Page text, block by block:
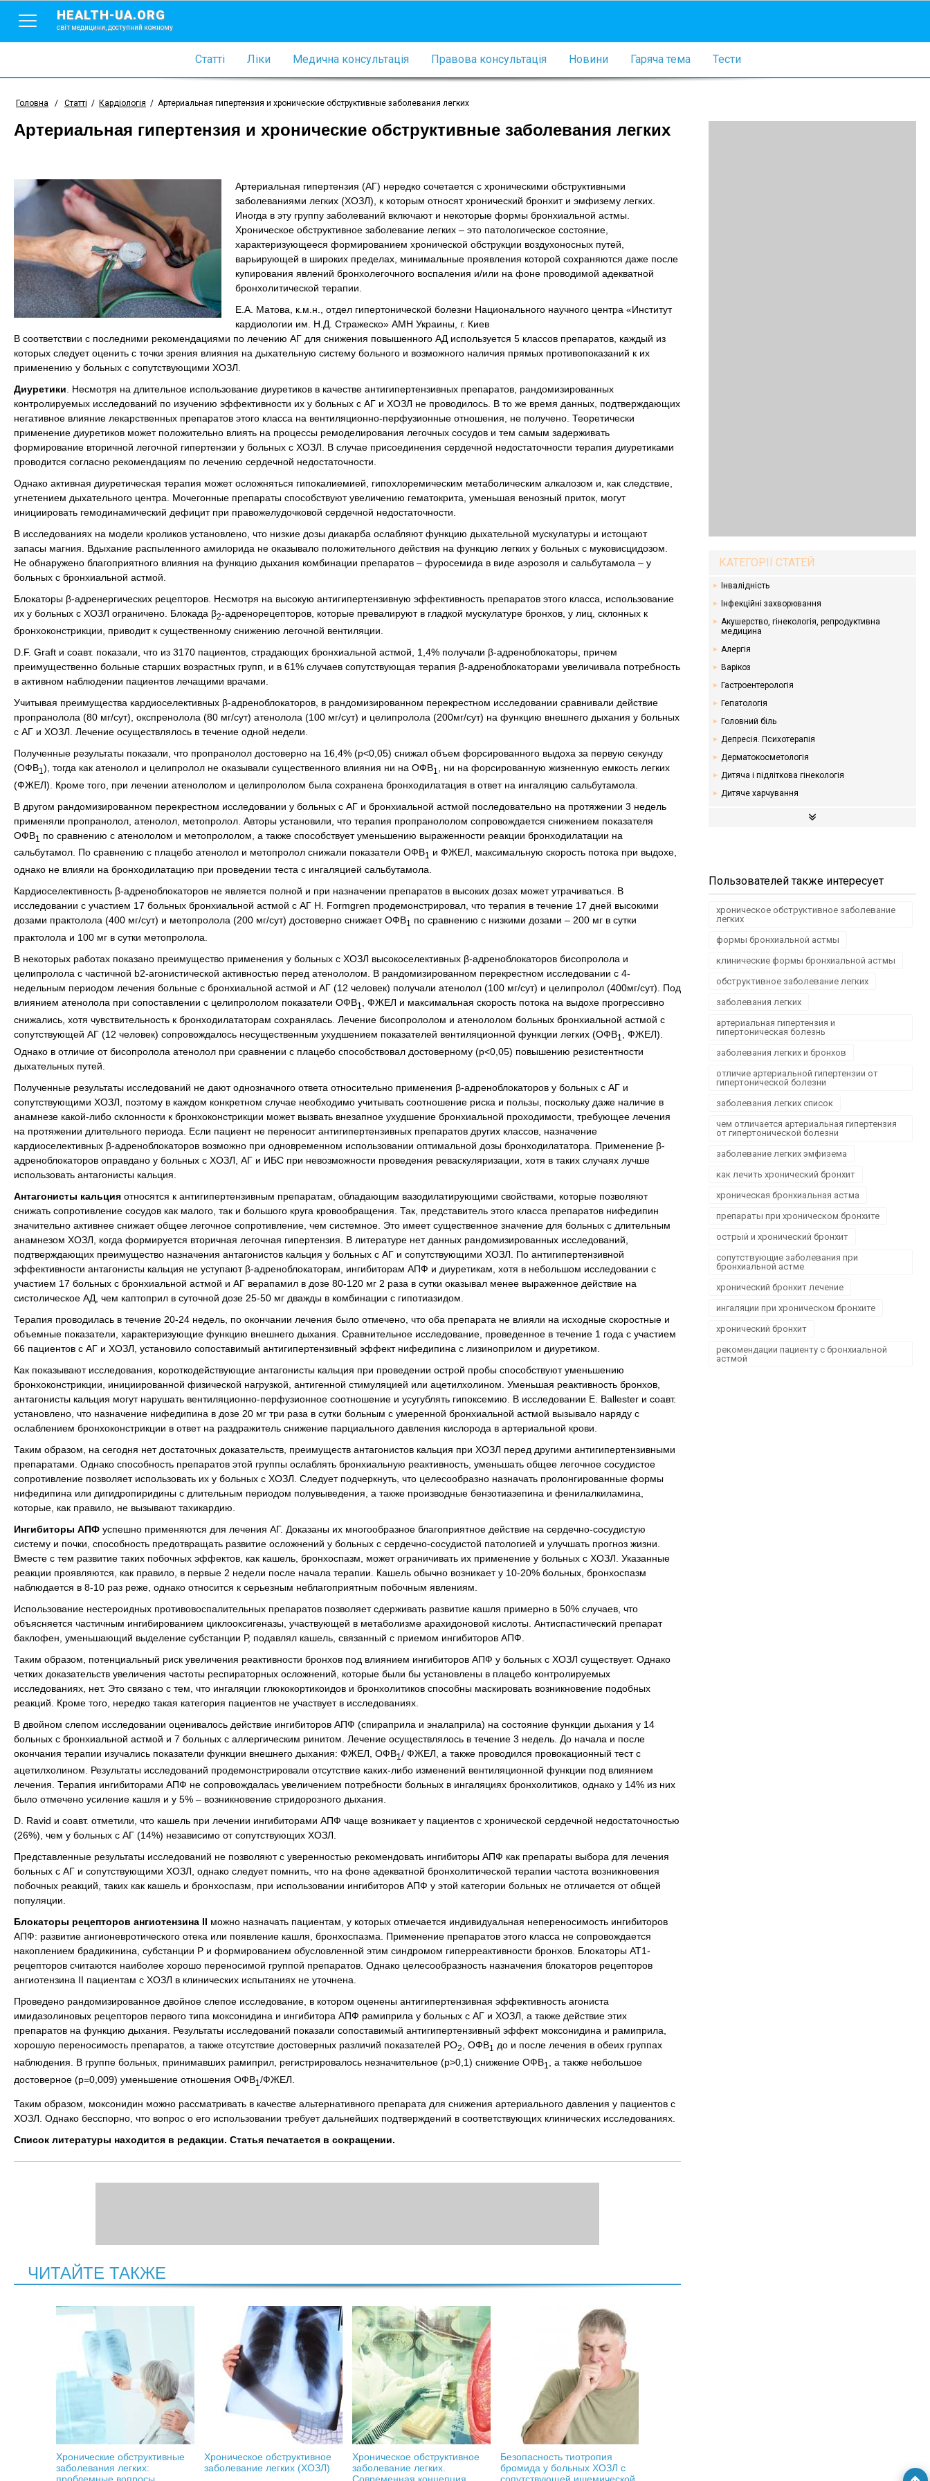
HEALTH-UA.ORG
світ медицини, доступний кожному
Статті Ліки Медична консультація Правова консультація Новини Гаряча тема Тести
Головна / Статті / Кардіологія / Артериальная гипертензия и хронические обструктивные заболевания легких
Артериальная гипертензия и хронические обструктивные заболевания легких
Артериальная гипертензия (АГ) нередко сочетается с хроническими обструктивными
заболеваниями легких (ХОЗЛ), к которым относят хронический бронхит и эмфизему легких.
Иногда в эту группу заболеваний включают и некоторые формы бронхиальной астмы.
Хроническое обструктивное заболевание легких – это патологическое состояние,
характеризующееся формированием хронической обструкции воздухоносных путей,
варьирующей в широких пределах, минимальные проявления которой сохраняются даже после
купирования явлений бронхолегочного воспаления и/или на фоне проводимой адекватной
бронхолитической терапии.
Е.А. Матова, к.м.н., отдел гипертонической болезни Национального научного центра «Институт
кардиологии им. Н.Д. Стражеско» АМН Украины, г. Киев
В соответствии с последними рекомендациями по лечению АГ для снижения повышенного АД используется 5 классов препаратов, каждый из
которых следует оценить с точки зрения влияния на дыхательную систему больного и возможного наличия прямых противопоказаний к их
применению у больных с сопутствующими ХОЗЛ.
Диуретики . Несмотря на длительное использование диуретиков в качестве антигипертензивных препаратов, рандомизированных
контролируемых исследований по изучению эффективности их у больных с АГ и ХОЗЛ не проводилось. В то же время данных, подтверждающих
негативное влияние лекарственных препаратов этого класса на вентиляционно-перфузионные отношения, не получено. Теоретически
применение диуретиков может положительно влиять на процессы ремоделирования легочных сосудов и тем самым задерживать
формирование вторичной легочной гипертензии у больных с ХОЗЛ. В случае присоединения сердечной недостаточности терапия диуретиками
проводится согласно рекомендациям по лечению сердечной недостаточности.
Однако активная диуретическая терапия может осложняться гипокалиемией, гипохлоремическим метаболическим алкалозом и, как следствие,
угнетением дыхательного центра. Мочегонные препараты способствуют увеличению гематокрита, уменьшая венозный приток, могут
инициировать гемодинамический дефицит при правожелудочковой сердечной недостаточности.
В исследованиях на модели кроликов установлено, что низкие дозы диакарба ослабляют функцию дыхательной мускулатуры и истощают
запасы магния. Вдыхание распыленного амилорида не оказывало положительного действия на функцию легких у больных с муковисцидозом.
Не обнаружено благоприятного влияния на функцию дыхания комбинации препаратов – фуросемида в виде аэрозоля и сальбутамола – у
больных с бронхиальной астмой.
Блокаторы β-адренергических рецепторов. Несмотря на высокую антигипертензивную эффективность препаратов этого класса, использование
их у больных с ХОЗЛ ограничено. Блокада β2-адренорецепторов, которые превалируют в гладкой мускулатуре бронхов, у лиц, склонных к
бронхоконстрикции, приводит к существенному снижению легочной вентиляции.
D.F. Graft и соавт. показали, что из 3170 пациентов, страдающих бронхиальной астмой, 1,4% получали β-адреноблокаторы, причем
преимущественно больные старших возрастных групп, и в 61% случаев сопутствующая терапия β-адреноблокаторами увеличивала потребность
в активном наблюдении пациентов лечащими врачами.
Учитывая преимущества кардиоселективных β-адреноблокаторов, в рандомизированном перекрестном исследовании сравнивали действие
пропранолола (80 мг/сут), окспренолола (80 мг/сут) атенолола (100 мг/сут) и целипролола (200мг/сут) на функцию внешнего дыхания у больных
с АГ и ХОЗЛ. Лечение осуществлялось в течение одной недели.
Полученные результаты показали, что пропранолол достоверно на 16,4% (p<0,05) снижал объем форсированного выдоха за первую секунду
(ОФВ1 ), тогда как атенолол и целипролол не оказывали существенного влияния ни на ОФВ1
, ни на форсированную жизненную емкость легких
(ФЖЕЛ). Кроме того, при лечении атенололом и целипрололом была сохранена бронходилатация в ответ на ингаляцию сальбутамола.
В другом рандомизированном перекрестном исследовании у больных с АГ и бронхиальной астмой последовательно на протяжении 3 недель
применяли пропранолол, атенолол, метопролол. Авторы установили, что терапия пропранололом сопровождается снижением показателя
ОФВ1
по сравнению с атенололом и метопрололом, а также способствует уменьшению выраженности реакции бронходилатации на
сальбутамол. По сравнению с плацебо атенолол и метопролол снижали показатели ОФВ1
и ФЖЕЛ, максимальную скорость потока при выдохе,
однако не влияли на бронходилатацию при проведении теста с ингаляцией сальбутамола.
Кардиоселективность β-адреноблокаторов не является полной и при назначении препаратов в высоких дозах может утрачиваться. В
исследовании с участием 17 больных бронхиальной астмой с АГ H. Formgren продемонстрировал, что терапия в течение 17 дней высокими
дозами практолола (400 мг/сут) и метопролола (200 мг/сут) достоверно снижает ОФВ1
по сравнению с низкими дозами – 200 мг в сутки
практолола и 100 мг в сутки метопролола.
В некоторых работах показано преимущество применения у больных с ХОЗЛ высокоселективных β-адреноблокаторов бисопролола и
целипролола с частичной b2-агонистической активностью перед атенололом. В рандомизированном перекрестном исследовании с 4-
недельным периодом лечения больные с бронхиальной астмой и АГ (12 человек) получали атенолол (100 мг/сут) и целипролол (400мг/сут). Под
влиянием атенолола при сопоставлении с целипрололом показатели ОФВ1
, ФЖЕЛ и максимальная скорость потока на выдохе прогрессивно
снижались, хотя чувствительность к бронходилататорам сохранялась. Лечение бисопрололом и атенололом больных бронхиальной астмой с
сопутствующей АГ (12 человек) сопровождалось несущественным ухудшением показателей вентиляционной функции легких (ОФВ1
, ФЖЕЛ).
Однако в отличие от бисопролола атенолол при сравнении с плацебо способствовал достоверному (p<0,05) повышению резистентности
дыхательных путей.
Полученные результаты исследований не дают однозначного ответа относительно применения β-адреноблокаторов у больных с АГ и
сопутствующими ХОЗЛ, поэтому в каждом конкретном случае необходимо учитывать соотношение риска и пользы, поскольку даже наличие в
анамнезе какой-либо склонности к бронхоконстрикции может вызвать внезапное ухудшение бронхиальной проходимости, требующее лечения
на протяжении длительного периода. Если пациент не переносит антигипертензивных препаратов других классов, назначение
кардиоселективных β-адреноблокаторов возможно при одновременном использовании оптимальной дозы бронходилататора. Применение β-
адреноблокаторов оправдано у больных с ХОЗЛ, АГ и ИБС при невозможности проведения реваскуляризации, хотя в таких случаях лучше
использовать антагонисты кальция.
Антагонисты кальция относятся к антигипертензивным препаратам, обладающим вазодилатирующими свойствами, которые позволяют
снижать сопротивление сосудов как малого, так и большого круга кровообращения. Так, представитель этого класса препаратов нифедипин
значительно активнее снижает общее легочное сопротивление, чем системное. Это имеет существенное значение для больных с длительным
анамнезом ХОЗЛ, когда формируется вторичная легочная гипертензия. В литературе нет данных рандомизированных исследований,
подтверждающих преимущество назначения антагонистов кальция у больных с АГ и сопутствующими ХОЗЛ. По антигипертензивной
эффективности антагонисты кальция не уступают β-адреноблокаторам, ингибиторам АПФ и диуретикам, хотя в небольшом исследовании с
участием 17 больных с бронхиальной астмой и АГ верапамил в дозе 80-120 мг 2 раза в сутки оказывал менее выраженное действие на
систолическое АД, чем каптоприл в суточной дозе 25-50 мг дважды в комбинации с гипотиазидом.
Терапия проводилась в течение 20-24 недель, по окончании лечения было отмечено, что оба препарата не влияли на исходные скоростные и
объемные показатели, характеризующие функцию внешнего дыхания. Сравнительное исследование, проведенное в течение 1 года с участием
66 пациентов с АГ и ХОЗЛ, установило сопоставимый антигипертензивный эффект нифедипина с лизиноприлом и диуретиком.
Как показывают исследования, короткодействующие антагонисты кальция при проведении острой пробы способствуют уменьшению
бронхоконстрикции, инициированной физической нагрузкой, антигенной стимуляцией или ацетилхолином. Уменьшая реактивность бронхов,
антагонисты кальция могут нарушать вентиляционно-перфузионное соотношение и усугублять гипоксемию. В исследовании Е. Ballester и соавт.
установлено, что назначение нифедипина в дозе 20 мг три раза в сутки больным с умеренной бронхиальной астмой вызывало наряду с
ослаблением бронхоконстрикции в ответ на раздражитель снижение парциального давления кислорода в артериальной крови.
Таким образом, на сегодня нет достаточных доказательств, преимуществ антагонистов кальция при ХОЗЛ перед другими антигипертензивными
препаратами. Однако способность препаратов этой группы ослаблять бронхиальную реактивность, уменьшать общее легочное сосудистое
сопротивление позволяет использовать их у больных с ХОЗЛ. Следует подчеркнуть, что целесообразно назначать пролонгированные формы
нифедипина или дигидропиридины с длительным периодом полувыведения, а также производные бензотиазепина и фенилалкиламина,
которые, как правило, не вызывают тахикардию.
Ингибиторы АПФ успешно применяются для лечения АГ. Доказаны их многообразное благоприятное действие на сердечно-сосудистую
систему и почки, способность предотвращать развитие осложнений у больных с сердечно-сосудистой патологией и улучшать прогноз жизни.
Вместе с тем развитие таких побочных эффектов, как кашель, бронхоспазм, может ограничивать их применение у больных с ХОЗЛ. Указанные
реакции проявляются, как правило, в первые 2 недели после начала терапии. Кашель обычно возникает у 10-20% больных, бронхоспазм
наблюдается в 8-10 раз реже, однако относится к серьезным неблагоприятным побочным явлениям.
Использование нестероидных противовоспалительных препаратов позволяет сдерживать развитие кашля примерно в 50% случаев, что
объясняется частичным ингибированием циклооксигеназы, участвующей в метаболизме арахидоновой кислоты. Антиспастический препарат
баклофен, уменьшающий выделение субстанции Р, подавлял кашель, связанный с приемом ингибиторов АПФ.
Таким образом, потенциальный риск увеличения реактивности бронхов под влиянием ингибиторов АПФ у больных с ХОЗЛ существует. Однако
четких доказательств увеличения частоты респираторных осложнений, которые были бы установлены в плацебо контролируемых
исследованиях, нет. Это связано с тем, что ингаляции глюкокортикоидов и бронхолитиков способны маскировать возникновение подобных
реакций. Кроме того, нередко такая категория пациентов не участвует в исследованиях.
В двойном слепом исследовании оценивалось действие ингибиторов АПФ (спираприла и эналаприла) на состояние функции дыхания у 14
больных с бронхиальной астмой и 7 больных с аллергическим ринитом. Лечение осуществлялось в течение 3 недель. До начала и после
окончания терапии изучались показатели функции внешнего дыхания: ФЖЕЛ, ОФВ1 / ФЖЕЛ, а также проводился провокационный тест с
ацетилхолином. Результаты исследований продемонстрировали отсутствие каких-либо изменений вентиляционной функции под влиянием
лечения. Терапия ингибиторами АПФ не сопровождалась увеличением потребности больных в ингаляциях бронхолитиков, однако у 14% из них
было отмечено усиление кашля и у 5% – возникновение стридорозного дыхания.
D. Ravid и соавт. отметили, что кашель при лечении ингибиторами АПФ чаще возникает у пациентов с хронической сердечной недостаточностью
(26%), чем у больных с АГ (14%) независимо от сопутствующих ХОЗЛ.
Представленные результаты исследований не позволяют с уверенностью рекомендовать ингибиторы АПФ как препараты выбора для лечения
больных с АГ и сопутствующими ХОЗЛ, однако следует помнить, что на фоне адекватной бронхолитической терапии частота возникновения
побочных реакций, таких как кашель и бронхоспазм, при использовании ингибиторов АПФ у этой категории больных не отличается от общей
популяции.
Блокаторы рецепторов ангиотензина II можно назначать пациентам, у которых отмечается индивидуальная непереносимость ингибиторов
АПФ: развитие ангионевротического отека или появление кашля, бронхоспазма. Применение препаратов этого класса не сопровождается
накоплением брадикинина, субстанции Р и формированием обусловленной этим синдромом гиперреактивности бронхов. Блокаторы АТ1-
рецепторов считаются наиболее хорошо переносимой группой препаратов. Однако целесообразность назначения блокаторов рецепторов
ангиотензина II пациентам с ХОЗЛ в клинических испытаниях не уточнена.
Проведено рандомизированное двойное слепое исследование, в котором оценены антигипертензивная эффективность агониста
имидазолиновых рецепторов первого типа моксонидина и ингибитора АПФ рамиприла у больных с АГ и ХОЗЛ, а также действие этих
препаратов на функцию дыхания. Результаты исследований показали сопоставимый антигипертензивный эффект моксонидина и рамиприла,
хорошую переносимость препаратов, а также отсутствие достоверных различий показателей РО2, ОФВ1
до и после лечения в обеих группах
наблюдения. В группе больных, принимавших рамиприл, регистрировалось незначительное (p>0,1) снижение ОФВ1
, а также небольшое
достоверное (p=0,009) уменьшение отношения ОФВ1 /ФЖЕЛ.
Таким образом, моксонидин можно рассматривать в качестве альтернативного препарата для снижения артериального давления у пациентов с
ХОЗЛ. Однако бесспорно, что вопрос о его использовании требует дальнейших подтверждений в соответствующих клинических исследованиях.
Список литературы находится в редакции. Статья печатается в сокращении.
ЧИТАЙТЕ ТАКЖЕ
Хронические обструктивные
заболевания легких:
проблемные вопросы
Хроническое обструктивное
заболевание легких (ХОЗЛ)
Хроническое обструктивное
заболевание легких.
Современная концепция
Безопасность тиотропия
бромида у больных ХОЗЛ с
сопутствующей ишемической
КАТЕГОРІЇ СТАТЕЙ
Інвалідність
Інфекційні захворювання
Акушерство, гінекологія, репродуктивна
медицина
Алергія
Варікоз
Гастроентерологія
Гепатологія
Головний біль
Депресія. Психотерапія
Дерматокосметологія
Дитяча і підліткова гінекологія
Дитяче харчування
Ендокринологія. Цукровий діабет
Неврологія
Отоларингологія
Офтальмологія
Урологія і нефрологія
Пользователей также интересует
хроническое обструктивное заболевание
легких
формы бронхиальной астмы
клинические формы бронхиальной астмы
обструктивное заболевание легких
заболевания легких
артериальная гипертензия и
гипертоническая болезнь
заболевания легких и бронхов
отличие артериальной гипертензии от
гипертонической болезни
заболевания легких список
чем отличается артериальная гипертензия
от гипертонической болезни
заболевание легких эмфизема
как лечить хронический бронхит
хроническая бронхиальная астма
препараты при хроническом бронхите
острый и хронический бронхит
сопутствующие заболевания при
бронхиальной астме
хронический бронхит лечение
ингаляции при хроническом бронхите
хронический бронхит
рекомендации пациенту с бронхиальной
астмой